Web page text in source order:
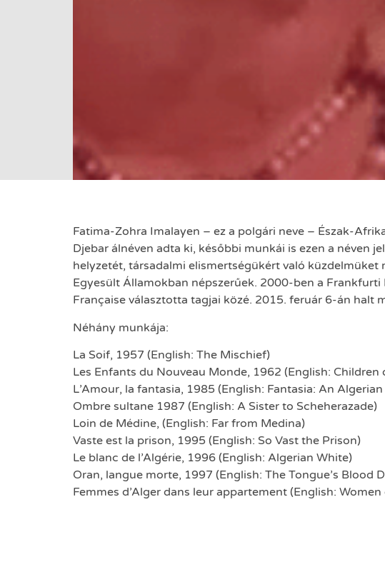
Fatima-Zohra Imalayen – ez a polgári neve – Észak-
Djebar álnéven adta ki, későbbi munkái is ezen a néven
helyzetét, társadalmi elismertségükért való
Egyesült Államokban népszerűek. 2000-ben a
Française választotta tagjai közé. 2015. feruár 6-án halt
Néhány munkája:
La Soif, 1957 (English: The Mischief)
Les Enfants du Nouveau Monde, 1962 (English: Children
L’Amour, la fantasia, 1985 (English: Fantasia: An
Ombre sultane 1987 (English: A Sister to Scheherazade)
Loin de Médine, (English: Far from Medina)
Vaste est la prison, 1995 (English: So Vast the Prison)
Le blanc de l’Algérie, 1996 (English: Algerian White)
Oran, langue morte, 1997 (English: The Tongue’s Blood
Femmes d’Alger dans leur appartement (English: